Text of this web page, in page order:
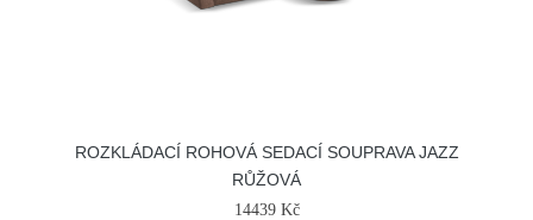
ROZKLÁDACÍ ROHOVÁ SEDACÍ SOUPRAVA JAZZ
RŮŽOVÁ
14439 Kč